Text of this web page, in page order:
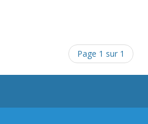
Page 1 sur 1